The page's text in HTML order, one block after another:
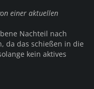
einer aktuellen
Nachteil nach
da das schießen in die
kein aktives